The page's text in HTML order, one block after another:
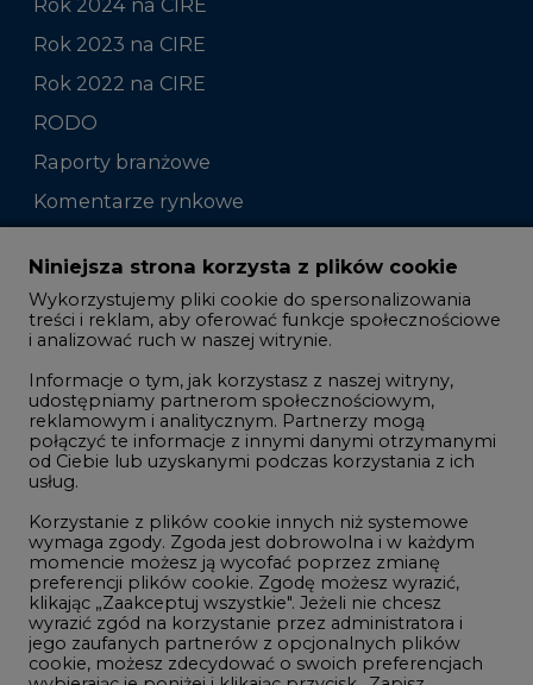
Rok 2023 na CIRE
Rok 2022 na CIRE
RODO
Raporty branżowe
Komentarze rynkowe
Zmiany kadrowe na rynku
Studio CIRE
Rozmowy o energetyce
Gospodarka
Geopolityka
LTE450
Innowacje i AI
Telekomunikacja i IT
Handel emisjami CO2
Wodór
Niniejsza strona korzysta z plików cookie
Wykorzystujemy pliki cookie do spersonalizowania
treści i reklam, aby oferować funkcje społecznościowe
i analizować ruch w naszej witrynie.
Informacje o tym, jak korzystasz z naszej witryny,
udostępniamy partnerom społecznościowym,
reklamowym i analitycznym. Partnerzy mogą
połączyć te informacje z innymi danymi otrzymanymi
od Ciebie lub uzyskanymi podczas korzystania z ich
usług.
Korzystanie z plików cookie innych niż systemowe
wymaga zgody. Zgoda jest dobrowolna i w każdym
momencie możesz ją wycofać poprzez zmianę
preferencji plików cookie. Zgodę możesz wyrazić,
klikając „Zaakceptuj wszystkie". Jeżeli nie chcesz
wyrazić zgód na korzystanie przez administratora i
jego zaufanych partnerów z opcjonalnych plików
cookie, możesz zdecydować o swoich preferencjach